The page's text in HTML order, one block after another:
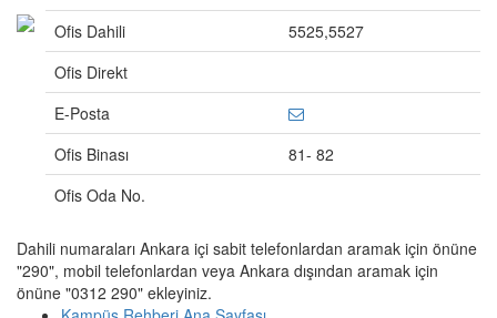
Ofis Dahili
5525,5527
Ofis Direkt
E-Posta
Ofis Binası
81- 82
Ofis Oda No.
Dahili numaraları Ankara içi sabit telefonlardan aramak için önüne
"290", mobil telefonlardan veya Ankara dışından aramak için
önüne "0312 290" ekleyiniz.